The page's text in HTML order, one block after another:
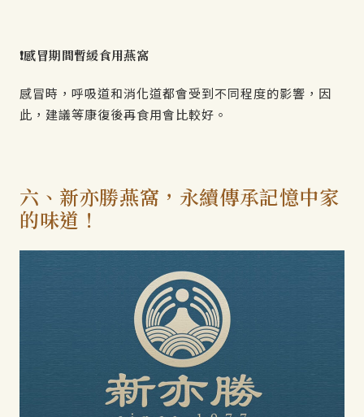
❗感冒期間暫緩食用燕窩
感冒時，呼吸道和消化道都會受到不同程度的影響，因
此，建議等康復後再食用會比較好。
六、新亦勝燕窩，永續傳承記憶中家
的味道！